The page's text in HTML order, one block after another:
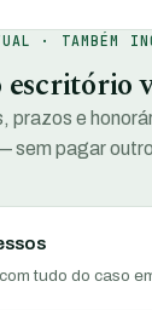
· TAMBÉM
escritório
prazos e
sem pagar
tudo do caso